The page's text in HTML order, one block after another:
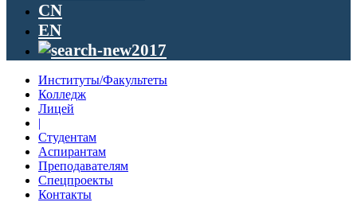
CN
EN
Институты/Факультеты
Колледж
Лицей
|
Студентам
Аспирантам
Преподавателям
Спецпроекты
Контакты